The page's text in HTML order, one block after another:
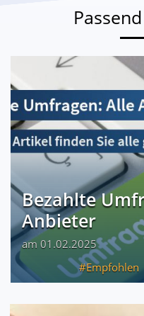
Bezahlte
Anbieter
am 01.02.2025
Empfohlen